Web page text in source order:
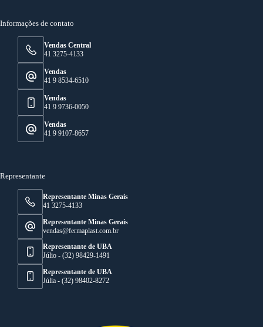
Informações de contato
Vendas Central
41 3275-4133
Vendas
41 9 8534-6510
Vendas
41 9 9736-0050
Vendas
41 9 9107-8657
Representante
Representante Minas Gerais
41 3275-4133
Representante Minas Gerais
vendas@fermaplast.com.br
Representante de UBA
Júlio - (32) 98429-1491
Representante de UBA
Júlia - (32) 98402-8272